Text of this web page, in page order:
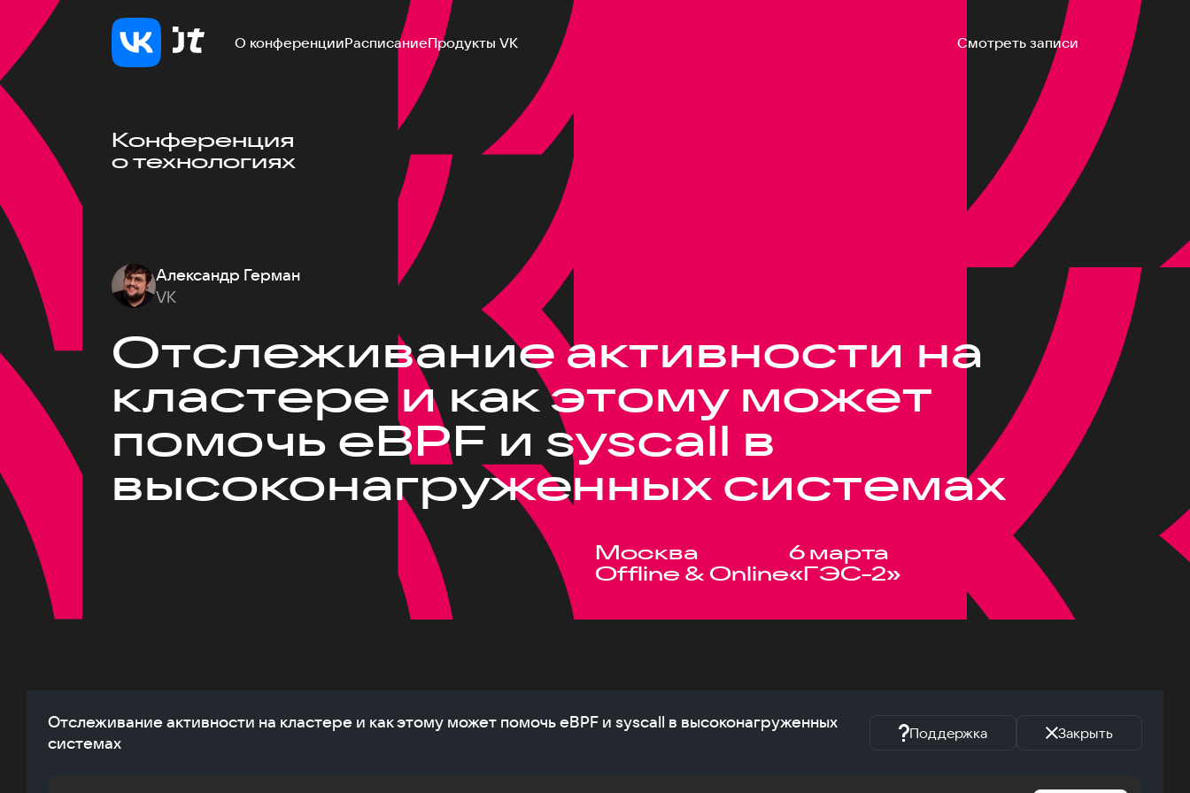
О конференцииРасписаниеПродукты VK Смотреть записи
Конференция
о технологиях
Александр Герман
VK
Отслеживание активности на
кластере и как этому может
помочь eBPF и syscall в
высоконагруженных системах
Москва
Offline & Online
6 марта
«ГЭС-2»
Отслеживание активности на кластере и как этому может помочь eBPF и syscall в высоконагруженных
системах
Поддержка Закрыть